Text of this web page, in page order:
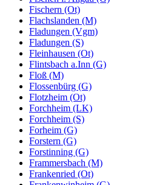
Fischern (Ot)
Flachslanden (M)
Fladungen (Vgm)
Fladungen (S)
Fleinhausen (Ot)
Flintsbach a.Inn (G)
Floß (M)
Flossenbürg (G)
Flotzheim (Ot)
Forchheim (LK)
Forchheim (S)
Forheim (G)
Forstern (G)
Forstinning (G)
Frammersbach (M)
Frankenried (Ot)